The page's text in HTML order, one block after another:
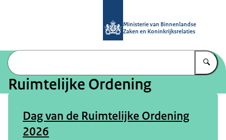
Ministerie van Binnenlandse
Zaken en Koninkrijksrelaties
Ruimtelijke Ordening
Dag van de Ruimtelijke Ordening
2026